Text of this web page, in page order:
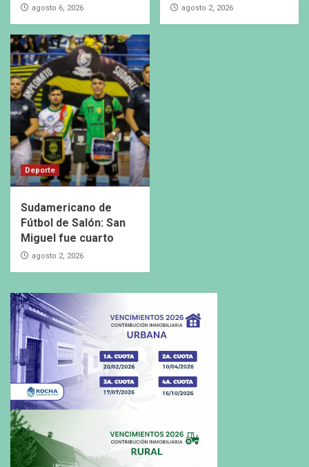
agosto 6, 2026 agosto 2, 2026
Deporte
Sudamericano de
Fútbol de Salón: San
Miguel fue cuarto
agosto 2, 2026